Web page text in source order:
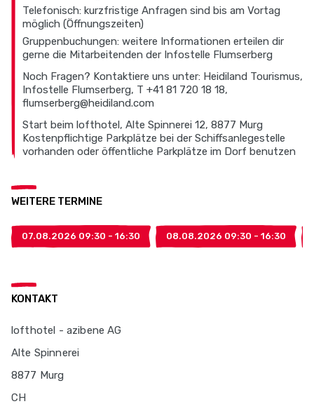
Telefonisch: kurzfristige Anfragen sind bis am Vortag
möglich (Öffnungszeiten)
Gruppenbuchungen: weitere Informationen erteilen dir
gerne die Mitarbeitenden der Infostelle Flumserberg
Noch Fragen? Kontaktiere uns unter: Heidiland Tourismus,
Infostelle Flumserberg, T +41 81 720 18 18,
flumserberg@heidiland.com
Start beim lofthotel, Alte Spinnerei 12, 8877 Murg
Kostenpflichtige Parkplätze bei der Schiffsanlegestelle
vorhanden oder öffentliche Parkplätze im Dorf benutzen
WEITERE TERMINE
07.08.2026 09:30 - 16:30 08.08.2026 09:30 - 16:30
KONTAKT
lofthotel - azibene AG
Alte Spinnerei
8877 Murg
CH